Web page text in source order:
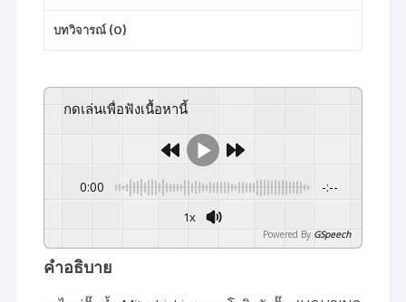
บทวิจารณ์ (0)
กดเล่นเพื่อฟังเนื้อหานี้
0:00 -:--
1x
Powered By GSpeech
คำอธิบาย